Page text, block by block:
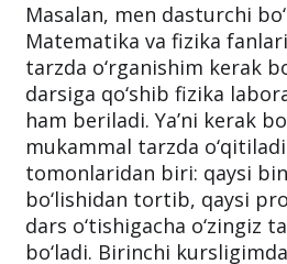
Masalan, men dasturchi
Matematika va fizika
tarzda o‘rganishim kerak
darsiga qo‘shib fizika
ham beriladi. Ya’ni kerak
mukammal tarzda
tomonlaridan biri: qaysi
bo‘lishidan tortib, qaysi
dars o‘tishigacha o‘zingiz
bo‘ladi. Birinchi